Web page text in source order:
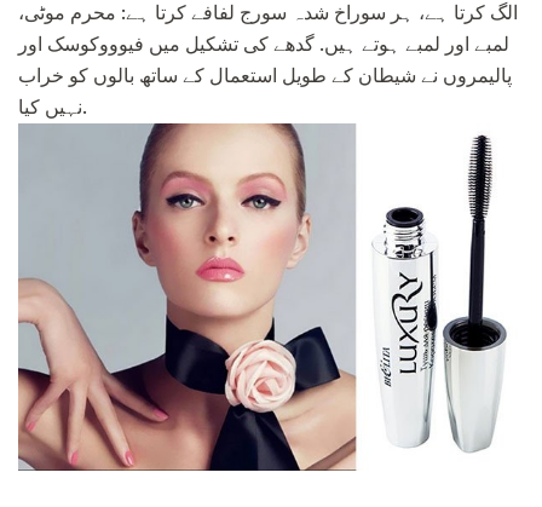
الگ کرتا ہے، ہر سوراخ شدہ سورج لفافے کرتا ہے: محرم موٹی،
لمبے اور لمبے ہوتے ہیں. گدھے کی تشکیل میں فیوووکوسک اور
پالیمروں نے شیطان کے طویل استعمال کے ساتھ بالوں کو خراب
نہیں کیا.